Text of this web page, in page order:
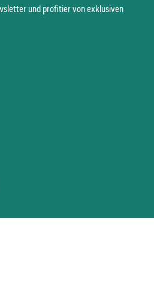
und profitier von exklusiven